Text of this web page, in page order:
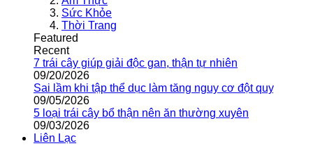
Sức Khỏe
Thời Trang
Featured
Recent
7 trái cây giúp giải độc gan, thận tự nhiên
09/20/2026
Sai lầm khi tập thể dục làm tăng nguy cơ đột quỵ
09/05/2026
5 loại trái cây bổ thận nên ăn thường xuyên
09/03/2026
Liên Lạc